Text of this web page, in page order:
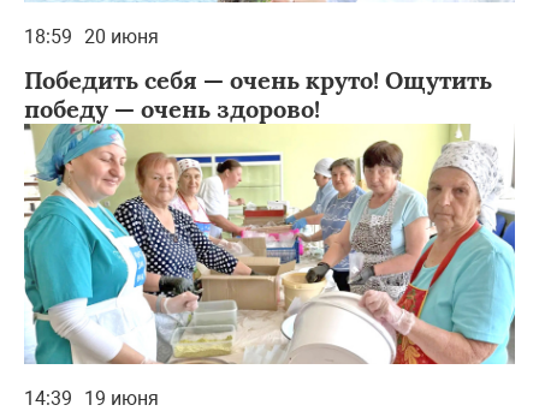
18:59 20 июня
Победить себя — очень круто! Ощутить
победу — очень здорово!
14:39 19 июня